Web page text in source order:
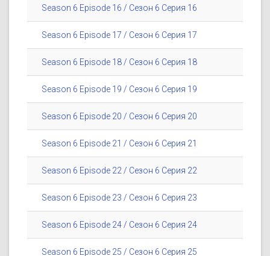
Season 6 Episode 16 / Сезон 6 Серия 16
Season 6 Episode 17 / Сезон 6 Серия 17
Season 6 Episode 18 / Сезон 6 Серия 18
Season 6 Episode 19 / Сезон 6 Серия 19
Season 6 Episode 20 / Сезон 6 Серия 20
Season 6 Episode 21 / Сезон 6 Серия 21
Season 6 Episode 22 / Сезон 6 Серия 22
Season 6 Episode 23 / Сезон 6 Серия 23
Season 6 Episode 24 / Сезон 6 Серия 24
Season 6 Episode 25 / Сезон 6 Серия 25